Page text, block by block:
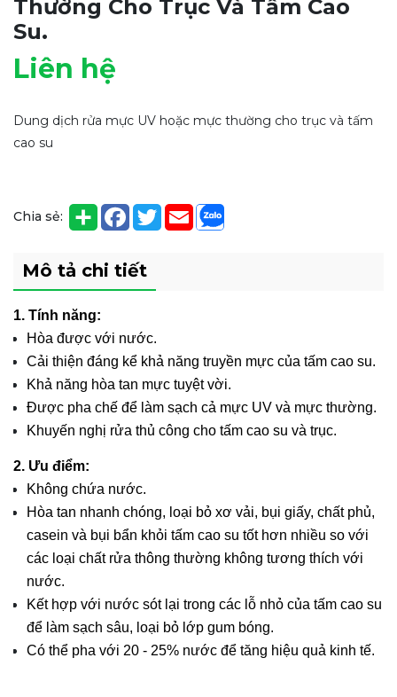
Thường Cho Trục Và Tấm Cao
Su.
Liên hệ
Dung dịch rửa mực UV hoặc mực thường cho trục và tấm
cao su
Chia sẻ:
Mô tả chi tiết
1. Tính năng:
Hòa được với nước.
Cải thiện đáng kể khả năng truyền mực của tấm cao su.
Khả năng hòa tan mực tuyệt vời.
Được pha chế để làm sạch cả mực UV và mực thường.
Khuyến nghị rửa thủ công cho tấm cao su và trục.
2. Ưu điểm:
Không chứa nước.
Hòa tan nhanh chóng, loại bỏ xơ vải, bụi giấy, chất phủ,
casein và bụi bẩn khỏi tấm cao su tốt hơn nhiều so với
các loại chất rửa thông thường không tương thích với
nước.
Kết hợp với nước sót lại trong các lỗ nhỏ của tấm cao su
để làm sạch sâu, loại bỏ lớp gum bóng.
Có thể pha với 20 - 25% nước để tăng hiệu quả kinh tế.